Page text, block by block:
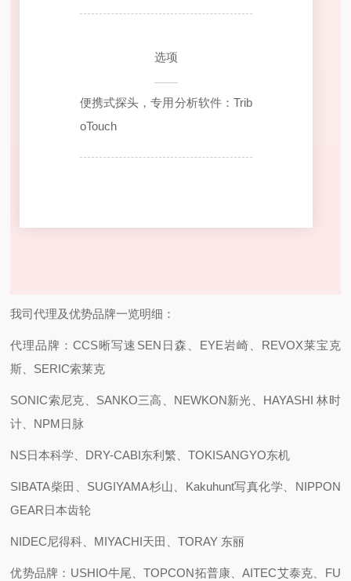
选项
便携式探头，专用分析软件：Trib
oTouch
我司代理及优势品牌一览明细：
代理品牌：CCS晰写速 SEN日森、EYE岩崎、REVOX莱宝克
斯、SERIC索莱克
SONIC索尼克、SANKO三高、NEWKON新光、HAYASHI 林时
计、NPM日脉
NS日本科学、DRY-CABI东利繁、TOKISANGYO东机
SIBATA柴田、SUGIYAMA杉山、Kakuhunt写真化学、NIPPON
GEAR日本齿轮
NIDEC尼得科、MIYACHI天田、TORAY 东丽
优势品牌：USHIO牛尾、TOPCON拓普康、AITEC艾泰克、FU